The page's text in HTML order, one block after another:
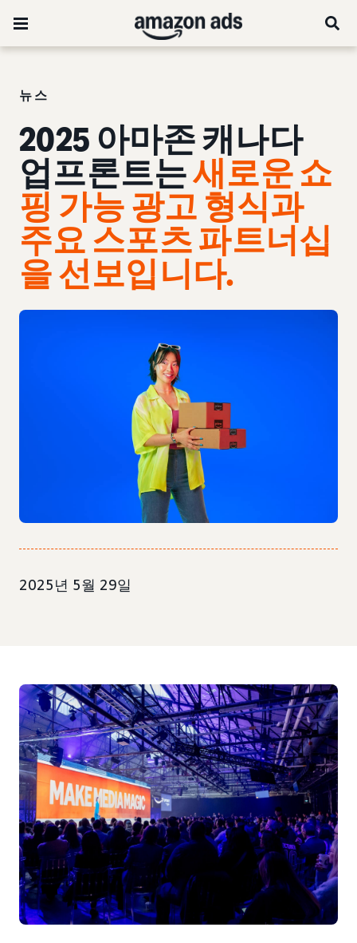
뉴스
2025 아마존 캐나다
업프론트는새로운 쇼
핑 가능 광고 형식과
주요 스포츠 파트너십
을 선보입니다.
2025년 5월 29일